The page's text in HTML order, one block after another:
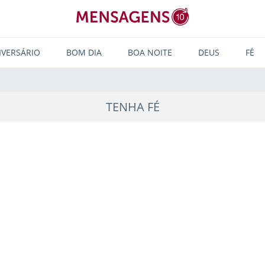
BOM DIA BOA NOITE DEUS FÉ
TENHA FÉ